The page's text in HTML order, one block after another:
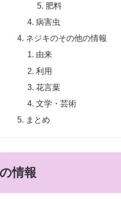
肥料
病害虫
ネジキのその他の情報
由来
利用
花言葉
文学・芸術
まとめ
情報